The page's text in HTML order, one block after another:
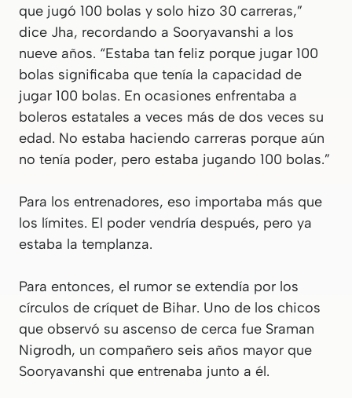
que jugó 100 bolas y solo hizo 30 carreras,”
dice Jha, recordando a Sooryavanshi a los
nueve años. “Estaba tan feliz porque jugar 100
bolas significaba que tenía la capacidad de
jugar 100 bolas. En ocasiones enfrentaba a
boleros estatales a veces más de dos veces su
edad. No estaba haciendo carreras porque aún
no tenía poder, pero estaba jugando 100 bolas.”
Para los entrenadores, eso importaba más que
los límites. El poder vendría después, pero ya
estaba la templanza.
Para entonces, el rumor se extendía por los
círculos de críquet de Bihar. Uno de los chicos
que observó su ascenso de cerca fue Sraman
Nigrodh, un compañero seis años mayor que
Sooryavanshi que entrenaba junto a él.